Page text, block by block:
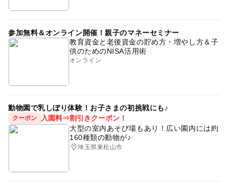
参加無料＆オンライン開催！親子のマネーセミナー
教育資金と老後資金の貯め方・増やし方＆子
供のためのNISA活用術
オンライン
動物園で乳しぼり体験！お子さまの初挑戦にも♪
クーポン
入園料⇒割引きクーポン！
大型の室内あそび場もあり！広い園内には約
160種類の動物が♪
埼玉県東松山市